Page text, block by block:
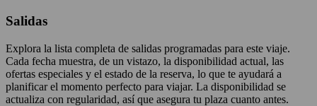
Salidas
Explora la lista completa de salidas programadas para este viaje.
Cada fecha muestra, de un vistazo, la disponibilidad actual, las
ofertas especiales y el estado de la reserva, lo que te ayudará a
planificar el momento perfecto para viajar. La disponibilidad se
actualiza con regularidad, así que asegura tu plaza cuanto antes.